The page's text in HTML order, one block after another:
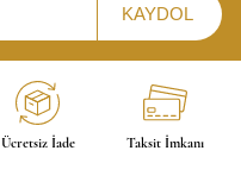
Ücretsiz İade Taksit İmkanı